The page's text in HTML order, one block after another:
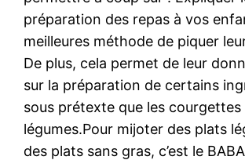
préparation des repas à vos
meilleures méthode de piquer
De plus, cela permet de leur
sur la préparation de certains
sous prétexte que les courgettes
légumes.Pour mijoter des plats
des plats sans gras, c’est le